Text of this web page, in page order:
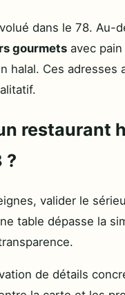
dans le 78. Au-
gourmets avec
halal. Ces
restaurant
?
valider le
table dépasse la
de détails